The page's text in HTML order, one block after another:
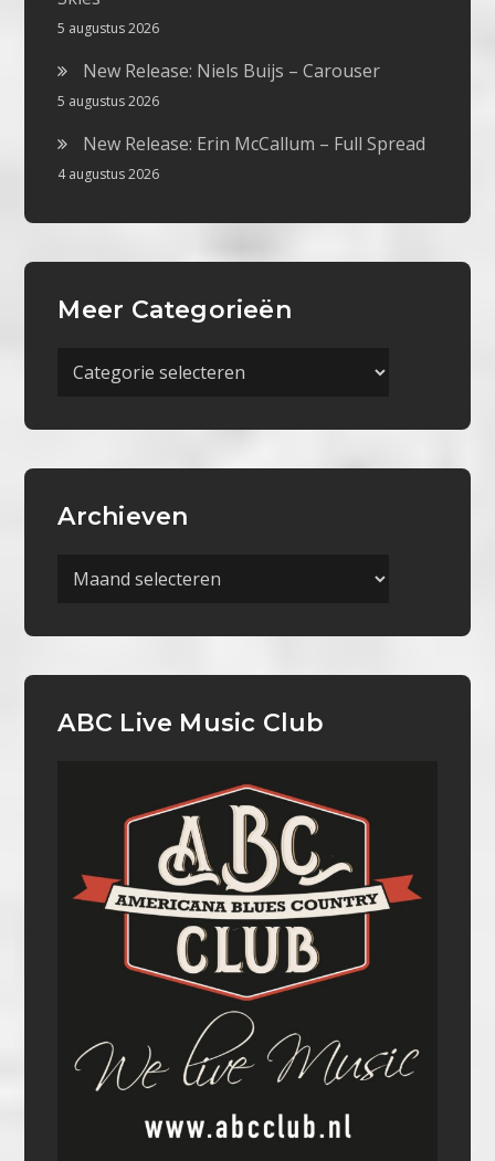
5 augustus 2026
New Release: Niels Buijs – Carouser
5 augustus 2026
New Release: Erin McCallum – Full Spread
4 augustus 2026
Meer Categorieën
Meer
Archieven
Archieven
ABC Live Music Club